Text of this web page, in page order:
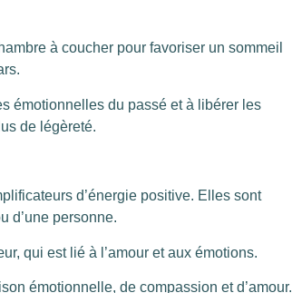
à coucher pour favoriser un sommeil
émotionnelles du passé et à libérer les
de légèreté.
d’énergie positive. Elles sont
d’une personne.
qui est lié à l’amour et aux émotions.
émotionnelle, de compassion et d’amour.